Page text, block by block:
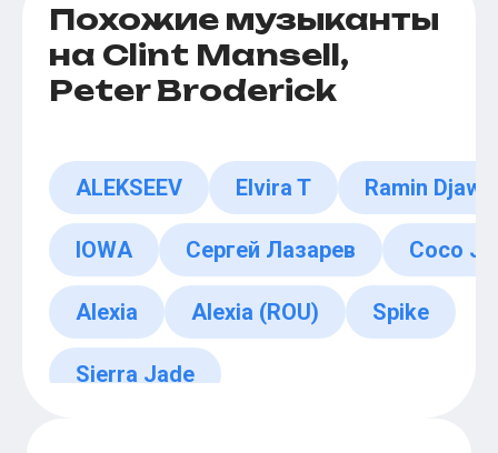
Похожие музыканты
на Clint Mansell,
Peter Broderick
ALEKSEEV Elvira T Ramin
IOWA Сергей Лазарев Coco
Alexia Alexia (ROU) Spike
Sierra Jade